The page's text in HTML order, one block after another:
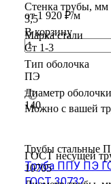
Стенка трубы, мм
3,5
Марка стали
Ст 1-3
Тип оболочка
ПЭ
Диаметр оболочки
140
ГОСТ несущей
10705
от 1 920 ₽/м
В корзину
Можно с вашей
Трубы стальные
Труба ППУ ПЭ